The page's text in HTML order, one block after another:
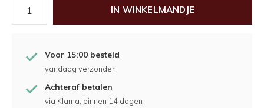
IN WINKELMANDJE
Voor 15:00 besteld
vandaag verzonden
Achteraf betalen
via Klarna, binnen 14 dagen